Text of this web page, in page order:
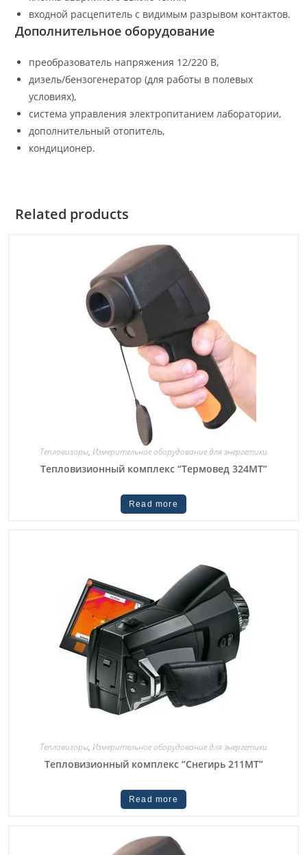
входной расцепитель с видимым разрывом контактов.
Дополнительное оборудование
преобразователь напряжения 12/220 В,
дизель/бензогенератор (для работы в полевых
условиях),
система управления электропитанием лаборатории,
дополнительный отопитель,
кондиционер.
Related products
Тепловизоры, Измерительное оборудование для энергетики
Тепловизионный комплекс “Термовед 324МТ”
Read more
Тепловизоры, Измерительное оборудование для энергетики
Тепловизионный комплекс “Снегирь 211МТ”
Read more